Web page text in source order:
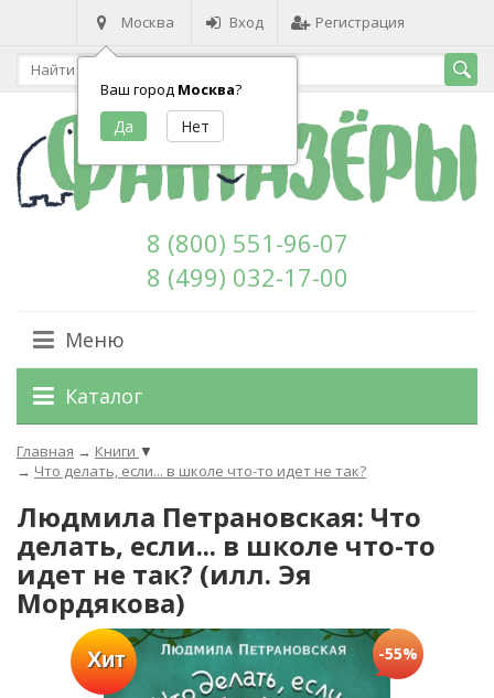
Москва
Ваш город Москва?
Вход Регистрация
8 (800) 551-96-07
8 (499) 032-17-00
Меню
Каталог
Главная → Книги ▼
→ Что делать, если... в школе что-то идет не так?
Людмила Петрановская: Что
делать, если... в школе что-то
идет не так? (илл. Эя
Мордякова)
Хит -55%